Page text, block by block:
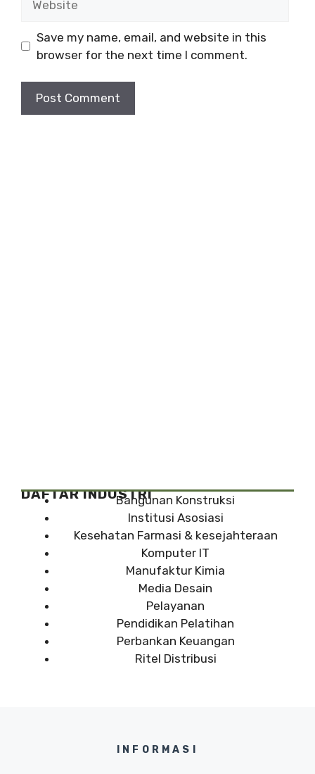
Save my name, email, and website in this
browser for the next time I comment.
DAFTAR INDUSTRIBangunan Konstruksi
Institusi Asosiasi
Kesehatan Farmasi & kesejahteraan
Komputer IT
Manufaktur Kimia
Media Desain
Pelayanan
Pendidikan Pelatihan
Perbankan Keuangan
Ritel Distribusi
INFORMASI